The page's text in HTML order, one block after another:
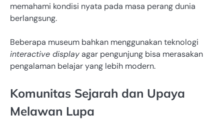
memahami kondisi nyata pada masa perang dunia
berlangsung.
Beberapa museum bahkan menggunakan teknologi
interactive displayagar pengunjung bisa merasakan
pengalaman belajar yang lebih modern.
Komunitas Sejarah dan Upaya
Melawan Lupa